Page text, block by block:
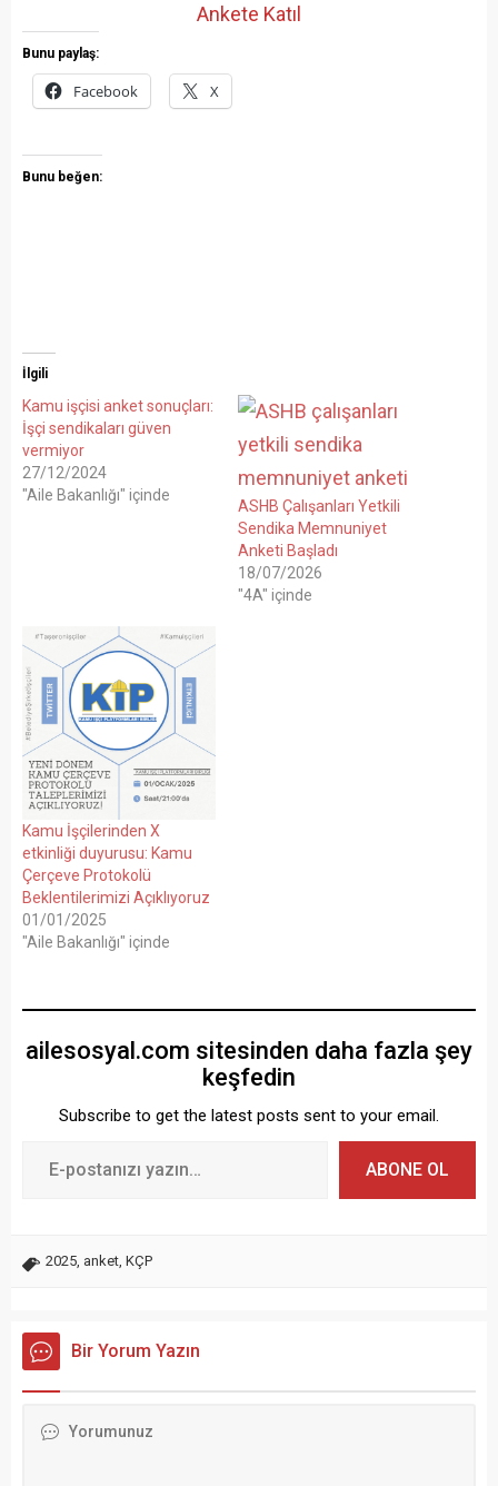
Ankete Katıl
Bunu paylaş:
Facebook X
Bunu beğen:
İlgili
Kamu işçisi anket sonuçları:
İşçi sendikaları güven
vermiyor
27/12/2024
"Aile Bakanlığı" içinde
ASHB Çalışanları Yetkili
Sendika Memnuniyet
Anketi Başladı
18/07/2026
"4A" içinde
Kamu İşçilerinden X
etkinliği duyurusu: Kamu
Çerçeve Protokolü
Beklentilerimizi Açıklıyoruz
01/01/2025
"Aile Bakanlığı" içinde
ailesosyal.com sitesinden daha fazla şey
keşfedin
Subscribe to get the latest posts sent to your email.
ABONE OL
2025 anket KÇP
Bir Yorum Yazın